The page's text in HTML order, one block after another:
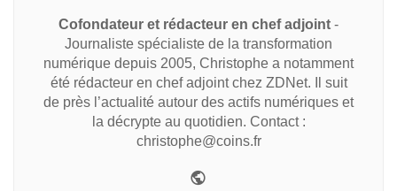
Cofondateur et rédacteur en chef adjoint -
Journaliste spécialiste de la transformation
numérique depuis 2005, Christophe a notamment
été rédacteur en chef adjoint chez ZDNet. Il suit
de près l’actualité autour des actifs numériques et
la décrypte au quotidien. Contact :
christophe@coins.fr